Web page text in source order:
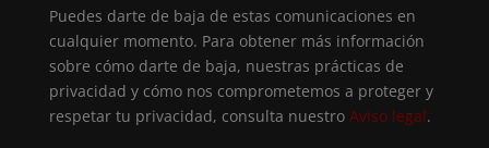
Puedes darte de baja de estas comunicaciones en
cualquier momento. Para obtener más información
sobre cómo darte de baja, nuestras prácticas de
privacidad y cómo nos comprometemos a proteger y
respetar tu privacidad, consulta nuestro Aviso legal.